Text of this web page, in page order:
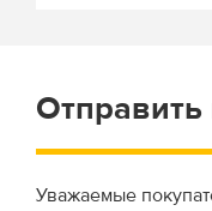
Уважаемые